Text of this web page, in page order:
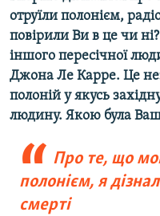
отруїли полонієм,
повірили Ви в це чи
іншого пересічної
Джона Ле Карре. Це
полоній у якусь
людину. Якою була
Про те, що
полонієм, я
смерті